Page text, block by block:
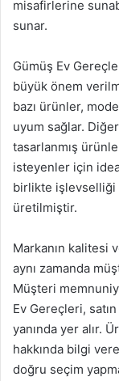
misafirlerine
sunar.
Gümüş Ev
büyük önem
bazı ürünler,
uyum sağlar.
tasarlanmış
isteyenler için
birlikte işlevselliği
üretilmiştir.
Markanın kalitesi
aynı zamanda
Müşteri
Ev Gereçleri,
yanında yer alır.
hakkında bilgi
doğru seçim